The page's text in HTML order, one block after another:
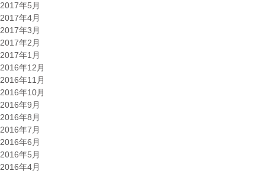
2017年5月
2017年4月
2017年3月
2017年2月
2017年1月
2016年12月
2016年11月
2016年10月
2016年9月
2016年8月
2016年7月
2016年6月
2016年5月
2016年4月